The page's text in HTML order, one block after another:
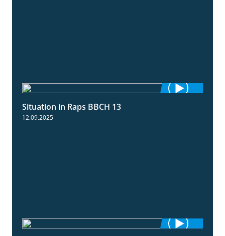
Situation in Raps BBCH 13
12.09.2025